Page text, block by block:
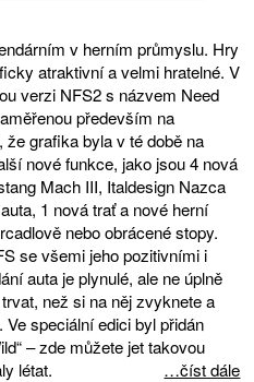
v herním průmyslu. Hry
atraktivní a velmi hratelné. V
verzi NFS2 s názvem Need
především na
grafika byla v té době na
nové funkce, jako jsou 4 nová
Mach III, Italdesign Nazca
1 nová trať a nové herní
nebo obrácené stopy.
se všemi jeho pozitivními i
auta je plynulé, ale ne úplně
než si na něj zvyknete a
speciální edici byl přidán
– zde můžete jet takovou
létat.
…číst dále